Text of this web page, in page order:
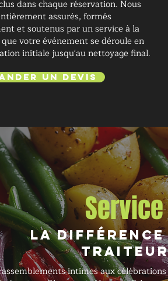
dans chaque réservation. Nous
assurés, formés
et soutenus par un service à la
votre événement se déroule en
initiale jusqu'au nettoyage final.
un devis
La différence
traiteur
intimes aux